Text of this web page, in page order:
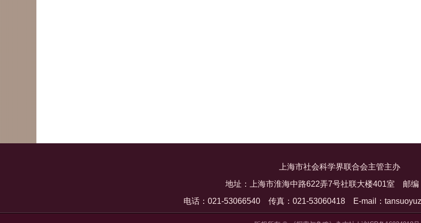
上海市社会科学界联合会主管主办
地址：上海市淮海中路622弄7号社联大楼401室 邮编
电话：021-53066540 传真：021-53060418 E-mail：